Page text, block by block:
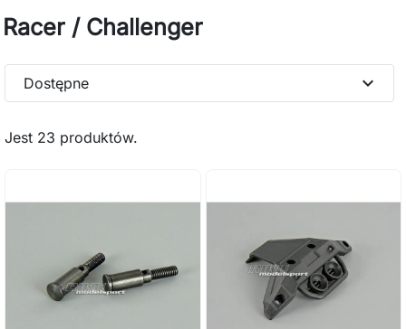
Racer / Challenger
Jest 23 produktów.
Dostępne expand_more